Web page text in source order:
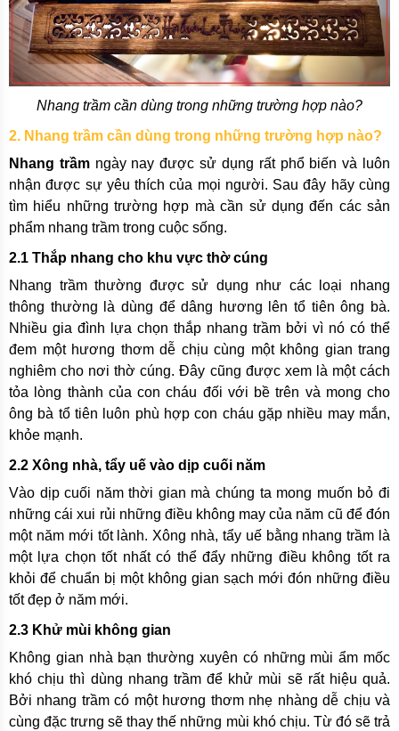
Nhang trầm cần dùng trong những trường hợp nào?
2. Nhang trầm cần dùng trong những trường hợp nào?
Nhang trầmngày nay được sử dụng rất phổ biến và luôn
nhận được sự yêu thích của mọi người. Sau đây hãy cùng
tìm hiểu những trường hợp mà cần sử dụng đến các sản
phẩm nhang trầm trong cuộc sống.
2.1 Thắp nhang cho khu vực thờ cúng
Nhang trầm thường được sử dụng như các loại nhang
thông thường là dùng để dâng hương lên tổ tiên ông bà.
Nhiều gia đình lựa chọn thắp nhang trầm bởi vì nó có thể
đem một hương thơm dễ chịu cùng một không gian trang
nghiêm cho nơi thờ cúng. Đây cũng được xem là một cách
tỏa lòng thành của con cháu đối với bề trên và mong cho
ông bà tổ tiên luôn phù hợp con cháu gặp nhiều may mắn,
khỏe mạnh.
2.2 Xông nhà, tẩy uế vào dịp cuối năm
Vào dịp cuối năm thời gian mà chúng ta mong muốn bỏ đi
những cái xui rủi những điều không may của năm cũ để đón
một năm mới tốt lành. Xông nhà, tẩy uế bằng nhang trầm là
một lựa chọn tốt nhất có thể đẩy những điều không tốt ra
khỏi để chuẩn bị một không gian sạch mới đón những điều
tốt đẹp ở năm mới.
2.3 Khử mùi không gian
Không gian nhà bạn thường xuyên có những mùi ẩm mốc
khó chịu thì dùng nhang trầm để khử mùi sẽ rất hiệu quả.
Bởi nhang trầm có một hương thơm nhẹ nhàng dễ chịu và
cùng đặc trưng sẽ thay thế những mùi khó chịu. Từ đó sẽ trả